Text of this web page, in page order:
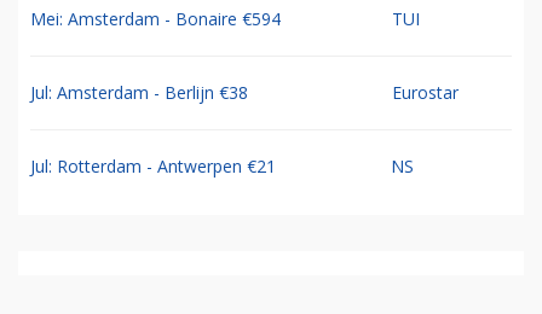
Mei: Amsterdam - Bonaire €594 TUI
Jul: Amsterdam - Berlijn €38 Eurostar
Jul: Rotterdam - Antwerpen €21 NS